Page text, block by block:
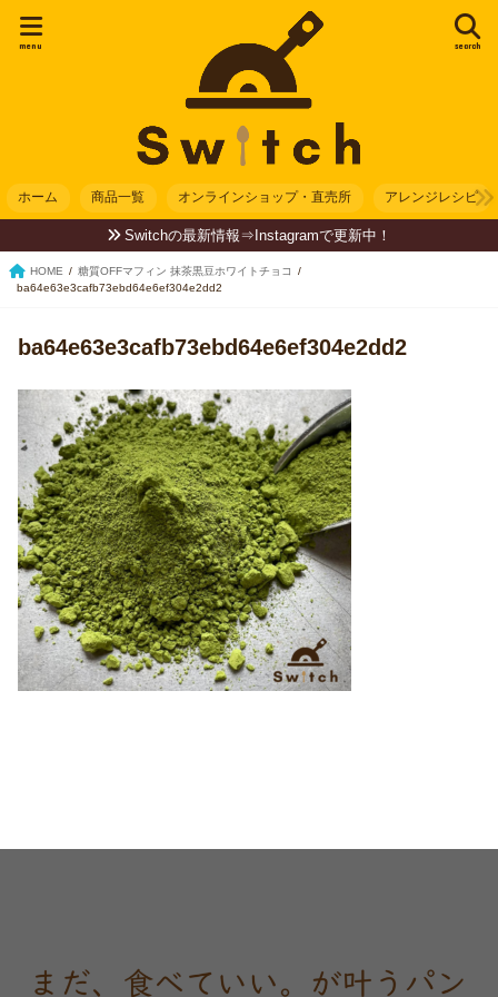
search
menu
ホーム 商品一覧 オンラインショップ・直売所 アレンジレシピ
Switchの最新情報⇒Instagramで更新中！
HOME
糖質OFFマフィン 抹茶黒豆ホワイトチョコ
ba64e63e3cafb73ebd64e6ef304e2dd2
ba64e63e3cafb73ebd64e6ef304e2dd2